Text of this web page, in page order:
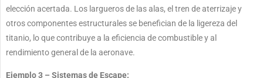
elección acertada. Los largueros de las alas, el tren de aterrizaje y
otros componentes estructurales se benefician de la ligereza del
titanio, lo que contribuye a la eficiencia de combustible y al
rendimiento general de la aeronave.
Ejemplo 3 – Sistemas de Escape: